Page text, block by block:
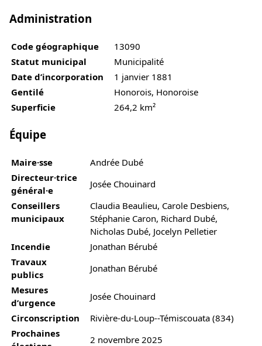
Administration
Code géographique
13090
Statut municipal
Municipalité
Date d’incorporation
1 janvier 1881
Gentilé
Honorois, Honoroise
Superficie
264,2 km²
Équipe
Maire·sse
Andrée Dubé
Directeur·trice
général·e
Josée Chouinard
Conseillers
municipaux
Claudia Beaulieu, Carole Desbiens,
Stéphanie Caron, Richard Dubé,
Nicholas Dubé, Jocelyn Pelletier
Incendie
Jonathan Bérubé
Travaux
publics
Jonathan Bérubé
Mesures
d’urgence
Josée Chouinard
Circonscription
Rivière-du-Loup--Témiscouata (834)
Prochaines
2 novembre 2025